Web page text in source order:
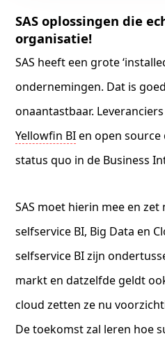
SAS oplossingen die
organisatie!
SAS heeft een grote
ondernemingen. Dat is
onaantastbaar.
Yellowfin BIen open
status quo in de Business
SAS moet hierin mee en
selfservice BI, Big Data en
selfservice BI zijn
markt en datzelfde geldt
cloud zetten ze nu
De toekomst zal leren hoe